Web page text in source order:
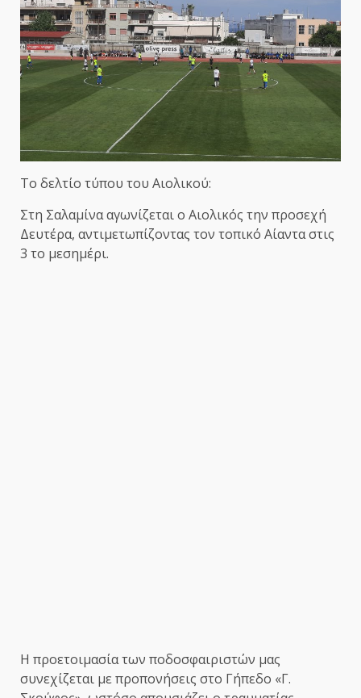
Το δελτίο τύπου του Αιολικού:
Στη Σαλαμίνα αγωνίζεται ο Αιολικός την προσεχή
Δευτέρα, αντιμετωπίζοντας τον τοπικό Αίαντα στις
3 το μεσημέρι.
Η προετοιμασία των ποδοσφαιριστών μας
συνεχίζεται με προπονήσεις στο Γήπεδο «Γ.